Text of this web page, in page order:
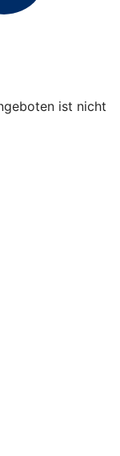
ist nicht